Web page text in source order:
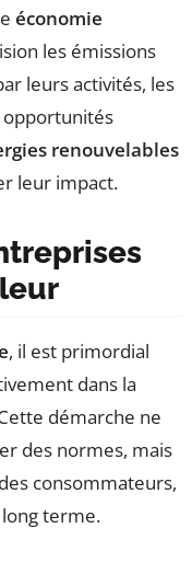
économie
les émissions
leurs activités, les
renouvelables
leur impact.
, il est primordial
dans la
démarche ne
des normes, mais
consommateurs,
terme.